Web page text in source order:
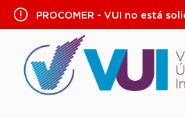
Saltar
PROCOMER - VUI no está